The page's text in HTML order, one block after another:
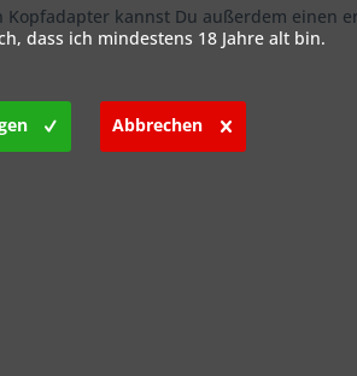
kannst Du außerdem einen
dass ich mindestens 18 Jahre alt bin.
Abbrechen